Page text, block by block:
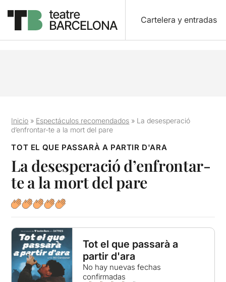
Cartelera y entradas
Inicio » Espectáculos recomendados » La desesperació
d’enfrontar-te a la mort del pare
TOT EL QUE PASSARÀ A PARTIR D'ARA
La desesperació d’enfrontar-
te a la mort del pare
Tot el que passarà a
partir d'ara
No hay nuevas fechas
confirmadas